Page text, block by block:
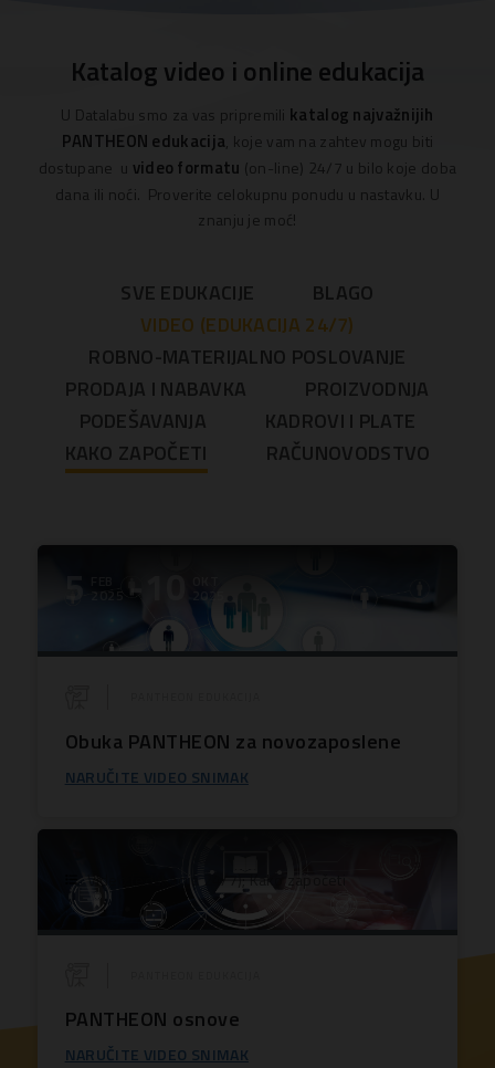
KATALOG
EDUKACIJA
EDUKACIJE
Katalog video i online edukacija
U Datalabu smo za vas pripremili katalog najvažnijih
PANTHEON edukacija, koje vam na zahtev mogu biti
dostupane u video formatu (on-line) 24/7 u bilo koje doba
dana ili noći. Proverite celokupnu ponudu u nastavku. U
znanju je moć!
SVE EDUKACIJE
BLAGO
VIDEO (EDUKACIJA 24/7)
ROBNO-MATERIJALNO POSLOVANJE
PRODAJA I NABAVKA
PROIZVODNJA
PODEŠAVANJA
KADROVI I PLATE
KAKO ZAPOČETI
RAČUNOVODSTVO
5 -10
Obuka PANTHEON za novozaposlene
NARUČITE VIDEO SNIMAK
Video (edukacija 24/7); Kako započeti
PANTHEON osnove
NARUČITE VIDEO SNIMAK